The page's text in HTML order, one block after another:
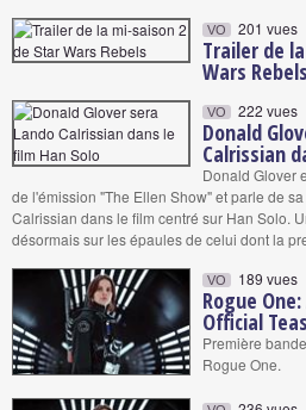
VO 201 vues
Trailer de
Wars Rebels
VO 222 vues
Donald
Calrissian
Donald Glover
de l'émission "The Ellen Show" et parle de
Calrissian dans le film centré sur Han Solo.
désormais sur les épaules de celui dont la
VO 189 vues
Rogue
Official
Première
Rogue One.